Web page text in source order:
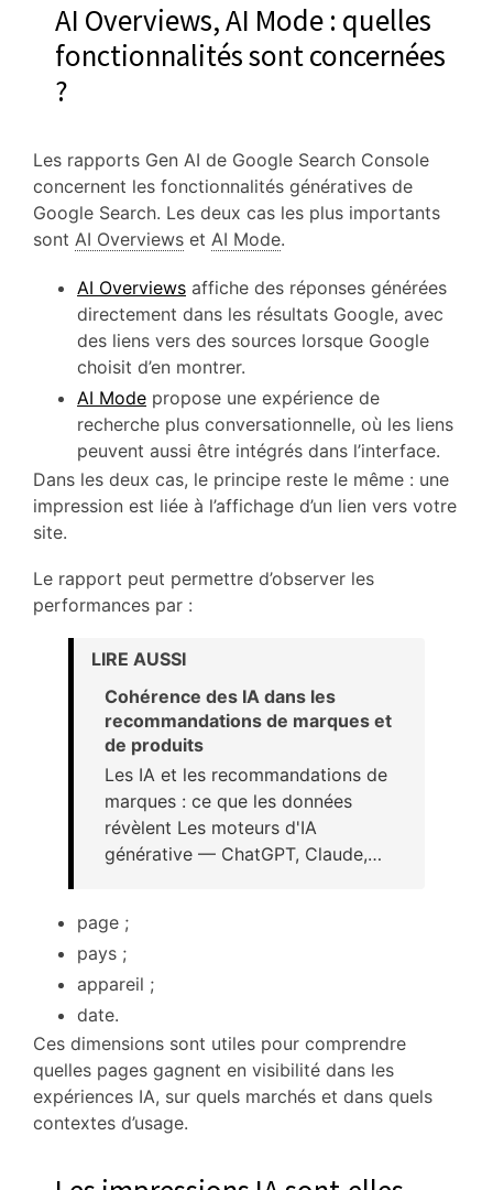
AI Overviews, AI Mode : quelles
fonctionnalités sont concernées
?
Les rapports Gen AI de Google Search Console
concernent les fonctionnalités génératives de
Google Search. Les deux cas les plus importants
sont AI Overviews et AI Mode.
AI Overviews affiche des réponses générées
directement dans les résultats Google, avec
des liens vers des sources lorsque Google
choisit d’en montrer.
AI Mode propose une expérience de
recherche plus conversationnelle, où les liens
peuvent aussi être intégrés dans l’interface.
Dans les deux cas, le principe reste le même : une
impression est liée à l’affichage d’un lien vers votre
site.
Le rapport peut permettre d’observer les
performances par :
LIRE AUSSI
Cohérence des IA dans les
recommandations de marques et
de produits
Les IA et les recommandations de
marques : ce que les données
révèlent Les moteurs d'IA
générative — ChatGPT, Claude,…
page ;
pays ;
appareil ;
date.
Ces dimensions sont utiles pour comprendre
quelles pages gagnent en visibilité dans les
expériences IA, sur quels marchés et dans quels
contextes d’usage.